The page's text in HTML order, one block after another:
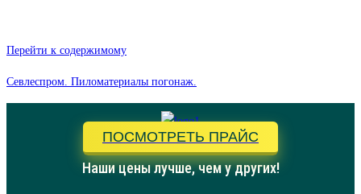
Перейти к содержимому
Севлеспром. Пиломатериалы погонаж.
ПОСМОТРЕТЬ ПРАЙС
Наши цены лучше, чем у других!